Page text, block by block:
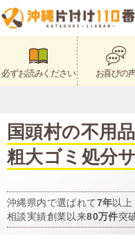
必ずお読みください お喜びの
国頭村の不用
粗大ゴミ処分
沖縄県内で選ばれて7年以上
相談実績創業以来80万件突